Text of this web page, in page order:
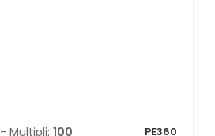
- Multipli: 100 PE360